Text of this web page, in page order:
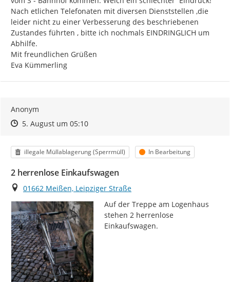
Nach etlichen Telefonaten mit diversen Dienststellen ,die
leider nicht zu einer Verbesserung des beschriebenen
Zustandes führten , bitte ich nochmals EINDRINGLICH um
Abhilfe.
Mit freundlichen Grüßen
Eva Kümmerling
Anonym
Zeitpunkt des Erstellens
Zeitpunkt des Erstellens
5. August um 05:10Zur Äußerung
Kategorie
illegale Müllablagerung (Sperrmüll) Status
In Bearbeitung
2 herrenlose Einkaufswagen
Ort
01662 Meißen, Leipziger Straße
Auf der Treppe am Logenhaus
stehen 2 herrenlose
Einkaufswagen.